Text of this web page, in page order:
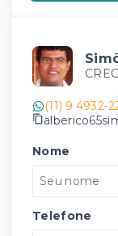
(11) 9 4932-
Nome
Telefone